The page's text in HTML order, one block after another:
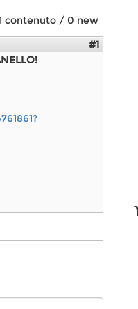
contenuto / 0 new
#1